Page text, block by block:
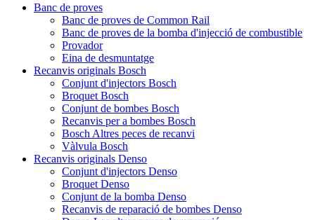
Banc de proves
Banc de proves de Common Rail
Banc de proves de la bomba d'injecció de combustible
Provador
Eina de desmuntatge
Recanvis originals Bosch
Conjunt d'injectors Bosch
Broquet Bosch
Conjunt de bombes Bosch
Recanvis per a bombes Bosch
Bosch Altres peces de recanvi
Vàlvula Bosch
Recanvis originals Denso
Conjunt d'injectors Denso
Broquet Denso
Conjunt de la bomba Denso
Recanvis de reparació de bombes Denso